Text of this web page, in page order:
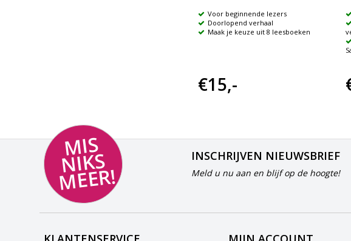
Voor beginnende lezers
Doorlopend verhaal
Maak je keuze uit 8 leesboeken
€15,-
MI
S
NI
K
S
M
E
E
R!
INSCHRIJVEN NIEUWSBRIEF
Meld u nu aan en blijf op de hoogte!